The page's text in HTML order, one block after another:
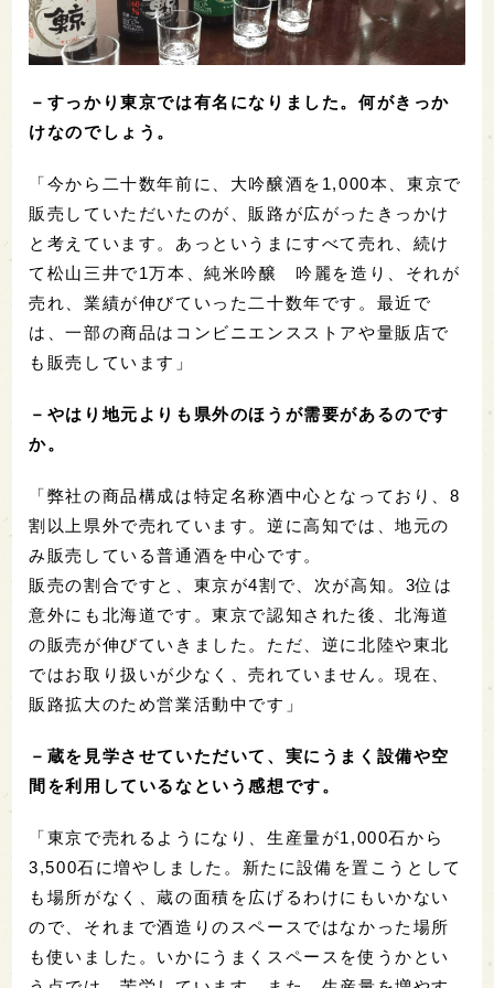
－すっかり東京では有名になりました。何がきっか
けなのでしょう。
「今から二十数年前に、大吟醸酒を1,000本、東京で
販売していただいたのが、販路が広がったきっかけ
と考えています。あっというまにすべて売れ、続け
て松山三井で1万本、純米吟醸 吟麗を造り、それが
売れ、業績が伸びていった二十数年です。最近で
は、一部の商品はコンビニエンスストアや量販店で
も販売しています」
－やはり地元よりも県外のほうが需要があるのです
か。
「弊社の商品構成は特定名称酒中心となっており、8
割以上県外で売れています。逆に高知では、地元の
み販売している普通酒を中心です。
販売の割合ですと、東京が4割で、次が高知。3位は
意外にも北海道です。東京で認知された後、北海道
の販売が伸びていきました。ただ、逆に北陸や東北
ではお取り扱いが少なく、売れていません。現在、
販路拡大のため営業活動中です」
－蔵を見学させていただいて、実にうまく設備や空
間を利用しているなという感想です。
「東京で売れるようになり、生産量が1,000石から
3,500石に増やしました。新たに設備を置こうとして
も場所がなく、蔵の面積を広げるわけにもいかない
ので、それまで酒造りのスペースではなかった場所
も使いました。いかにうまくスペースを使うかとい